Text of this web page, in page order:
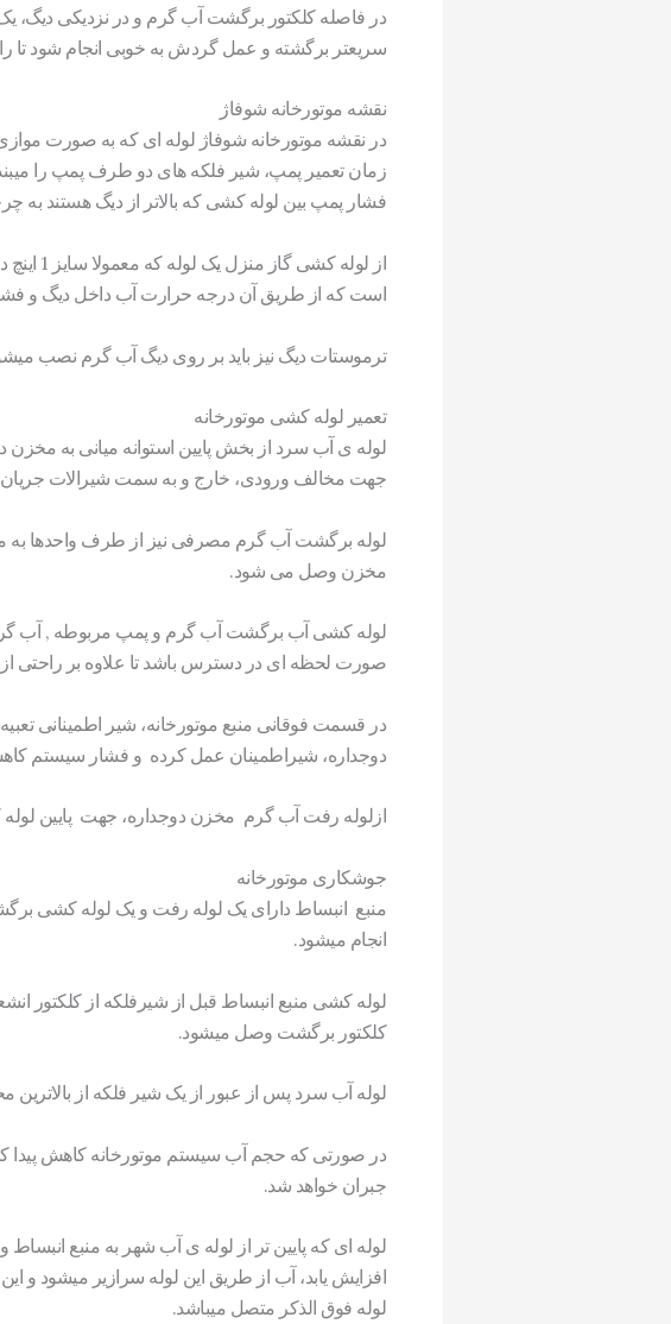
در فاصله کلکتور برگشت آب گرم و در نزدیکی
سریعتر برگشته و عمل گردش به خوبی انجام شود تا
نقشه موتورخانه شوفاژ
در نقشه موتورخانه شوفاژ لوله ای که به صورت
زمان تعمیر پمپ، شیر فلکه های دو طرف پمپ را
فشار پمپ بین لوله کشی که بالاتر از دیگ هستند به
از
است که از طریق آن درجه حرارت آب داخل دیگ و
ترموستات دیگ نیز باید بر روی دیگ آب گرم نصب
تعمیر لوله کشی موتورخانه
لوله ی آب سرد از بخش پایین استوانه میانی به
جهت مخالف ورودی، خارج و به سمت شیرالات جریان
لوله برگشت آب گرم مصرفی نیز از طرف واحدها به
مخزن وصل می شود.
لوله کشی آب برگشت آب گرم و پمپ مربوطه , آب گرم
صورت لحظه ای در دسترس باشد تا علاوه بر راحتی
در قسمت فوقانی منبع موتورخانه، شیر اطمینانی
دوجداره، شیراطمینان عمل کرده و فشار سیستم
ازلوله رفت آب گرم مخزن دوجداره، جهت پایین
جوشکاری موتورخانه
منبع انبساط دارای یک لوله رفت و یک لوله کشی
انجام میشود.
لوله کشی منبع انبساط قبل از شیرفلکه از کلکتور
کلکتور برگشت وصل میشود.
لوله آب سرد پس از عبور از یک شیر فلکه از
در صورتی که حجم آب سیستم موتورخانه کاهش
جبران خواهد شد.
لوله ای که پایین تر از لوله ی آب شهر به منبع
افزایش یابد، آب از طریق این لوله سرازیر میشود و
لوله فوق الذکر متصل میباشد.